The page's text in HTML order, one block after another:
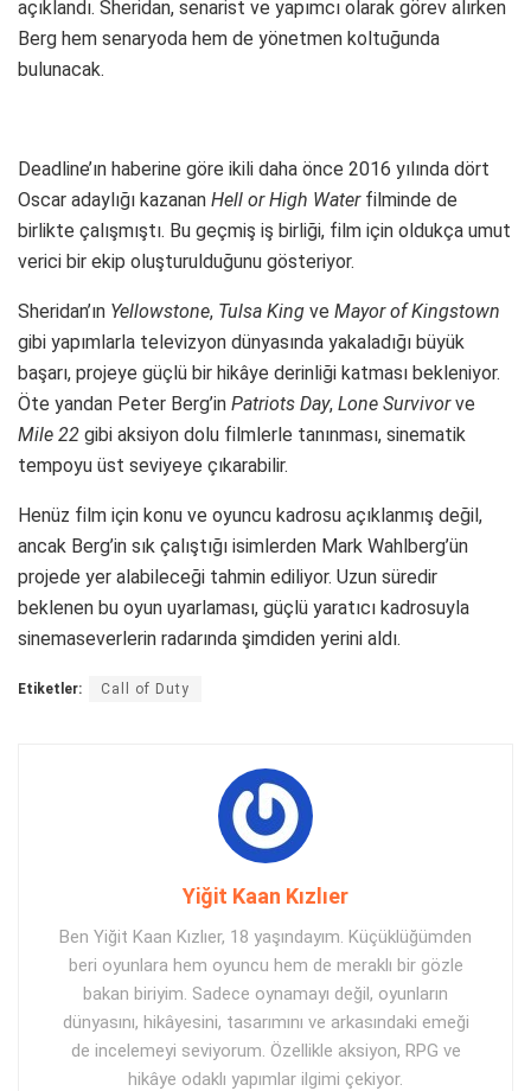
açıklandı. Sheridan, senarist ve yapımcı olarak görev alırken
Berg hem senaryoda hem de yönetmen koltuğunda
bulunacak.
Deadline’ın haberine göre ikili daha önce 2016 yılında dört
Oscar adaylığı kazanan Hell or High Waterfilminde de
birlikte çalışmıştı. Bu geçmiş iş birliği, film için oldukça umut
verici bir ekip oluşturulduğunu gösteriyor.
Sheridan’ın Yellowstone, Tulsa King ve Mayor of Kingstown
gibi yapımlarla televizyon dünyasında yakaladığı büyük
başarı, projeye güçlü bir hikâye derinliği katması bekleniyor.
Öte yandan Peter Berg’in Patriots Day, Lone Survivorve
Mile 22 gibi aksiyon dolu filmlerle tanınması, sinematik
tempoyu üst seviyeye çıkarabilir.
Henüz film için konu ve oyuncu kadrosu açıklanmış değil,
ancak Berg’in sık çalıştığı isimlerden Mark Wahlberg’ün
projede yer alabileceği tahmin ediliyor. Uzun süredir
beklenen bu oyun uyarlaması, güçlü yaratıcı kadrosuyla
sinemaseverlerin radarında şimdiden yerini aldı.
Etiketler: Call of Duty
Yiğit Kaan Kızlıer
Ben Yiğit Kaan Kızlıer, 18 yaşındayım. Küçüklüğümden
beri oyunlara hem oyuncu hem de meraklı bir gözle
bakan biriyim. Sadece oynamayı değil, oyunların
dünyasını, hikâyesini, tasarımını ve arkasındaki emeği
de incelemeyi seviyorum. Özellikle aksiyon, RPG ve
hikâye odaklı yapımlar ilgimi çekiyor.